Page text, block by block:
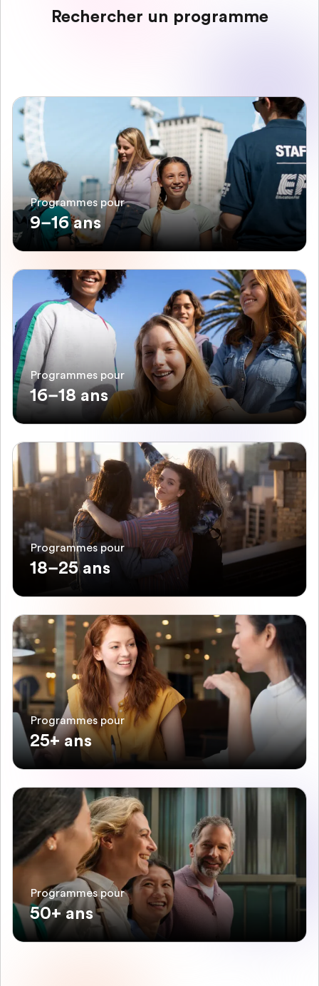
Rechercher un programme
Programmes pour
9–16 ans
Programmes pour
16–18 ans
Programmes pour
18–25 ans
Programmes pour
25+ ans
Programmes pour
50+ ans